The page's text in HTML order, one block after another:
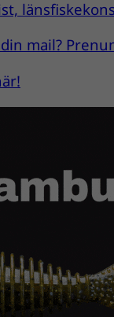
mail?